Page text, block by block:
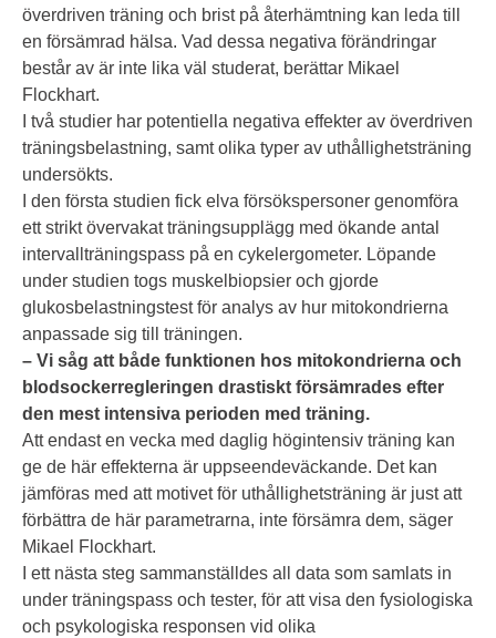
överdriven träning och brist på återhämtning kan leda till
en försämrad hälsa. Vad dessa negativa förändringar
består av är inte lika väl studerat, berättar Mikael
Flockhart.
I två studier har potentiella negativa effekter av överdriven
träningsbelastning, samt olika typer av uthållighetsträning
undersökts.
I den första studien fick elva försökspersoner genomföra
ett strikt övervakat träningsupplägg med ökande antal
intervallträningspass på en cykelergometer. Löpande
under studien togs muskelbiopsier och gjorde
glukosbelastningstest för analys av hur mitokondrierna
anpassade sig till träningen.
– Vi såg att både funktionen hos mitokondrierna och
blodsockerregleringen drastiskt försämrades efter
den mest intensiva perioden med träning.
Att endast en vecka med daglig högintensiv träning kan
ge de här effekterna är uppseendeväckande. Det kan
jämföras med att motivet för uthållighetsträning är just att
förbättra de här parametrarna, inte försämra dem, säger
Mikael Flockhart.
I ett nästa steg sammanställdes all data som samlats in
under träningspass och tester, för att visa den fysiologiska
och psykologiska responsen vid olika